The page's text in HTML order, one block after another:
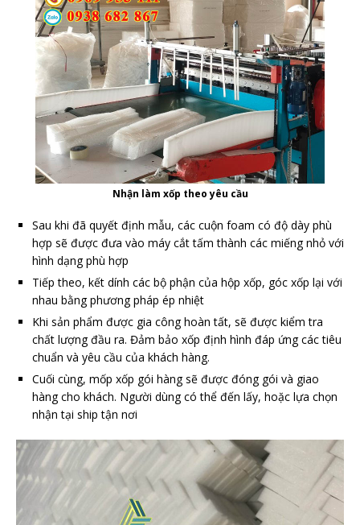
Nhận làm xốp theo yêu cầu
Sau khi đã quyết định mẫu, các cuộn foam có độ dày phù
hợp sẽ được đưa vào máy cắt tấm thành các miếng nhỏ với
hình dạng phù hợp
Tiếp theo, kết dính các bộ phận của hộp xốp, góc xốp lại với
nhau bằng phương pháp ép nhiệt
Khi sản phẩm được gia công hoàn tất, sẽ được kiểm tra
chất lượng đầu ra. Đảm bảo xốp định hình đáp ứng các tiêu
chuẩn và yêu cầu của khách hàng.
Cuối cùng, mốp xốp gói hàng sẽ được đóng gói và giao
hàng cho khách. Người dùng có thể đến lấy, hoặc lựa chọn
nhận tại ship tận nơi